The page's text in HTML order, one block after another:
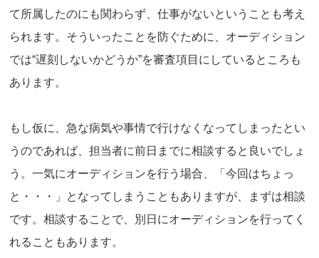
て所属したのにも関わらず、仕事がないということも考え
られます。そういったことを防ぐために、オーディション
では“遅刻しないかどうか”を審査項目にしているところも
あります。
もし仮に、急な病気や事情で行けなくなってしまったとい
うのであれば、担当者に前日までに相談すると良いでしょ
う。一気にオーディションを行う場合、「今回はちょっ
と・・・」となってしまうこともありますが、まずは相談
です。相談することで、別日にオーディションを行ってく
れることもあります。